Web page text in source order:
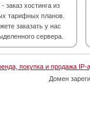
- заказ хостинга из
тарифных планов.
заказать у нас
сервера.
покупка и продажа IP-
Домен